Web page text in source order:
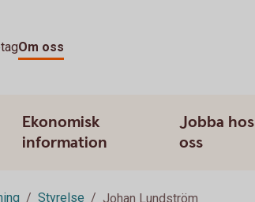
Om oss
Ekonomisk
information
Jobba hos
oss
Styrelse Johan Lundström